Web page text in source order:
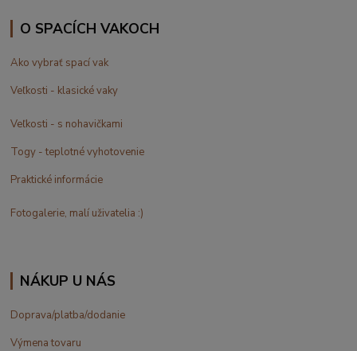
O SPACÍCH VAKOCH
Ako vybrať spací vak
Veľkosti - klasické vaky
Veľkosti - s nohavičkami
Togy - teplotné vyhotovenie
Praktické informácie
Fotogalerie, malí uživatelia :)
NÁKUP U NÁS
Doprava/platba/dodanie
Výmena tovaru